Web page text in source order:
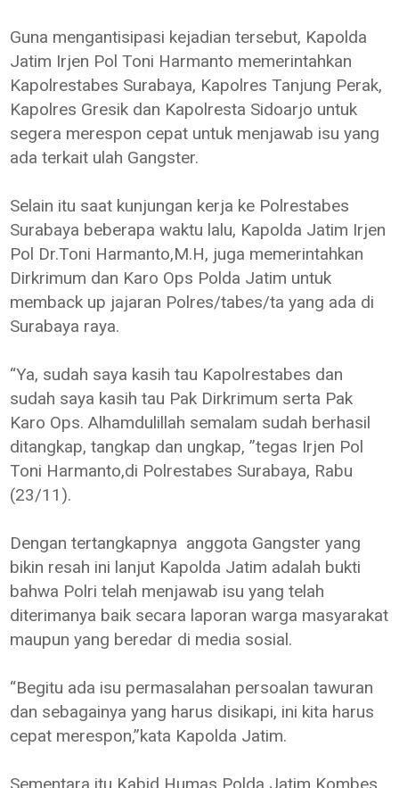
Guna mengantisipasi kejadian tersebut, Kapolda
Jatim Irjen Pol Toni Harmanto memerintahkan
Kapolrestabes Surabaya, Kapolres Tanjung Perak,
Kapolres Gresik dan Kapolresta Sidoarjo untuk
segera merespon cepat untuk menjawab isu yang
ada terkait ulah Gangster.
Selain itu saat kunjungan kerja ke Polrestabes
Surabaya beberapa waktu lalu, Kapolda Jatim Irjen
Pol Dr.Toni Harmanto,M.H, juga memerintahkan
Dirkrimum dan Karo Ops Polda Jatim untuk
memback up jajaran Polres/tabes/ta yang ada di
Surabaya raya.
“Ya, sudah saya kasih tau Kapolrestabes dan
sudah saya kasih tau Pak Dirkrimum serta Pak
Karo Ops. Alhamdulillah semalam sudah berhasil
ditangkap, tangkap dan ungkap, ”tegas Irjen Pol
Toni Harmanto,di Polrestabes Surabaya, Rabu
(23/11).
Dengan tertangkapnya anggota Gangster yang
bikin resah ini lanjut Kapolda Jatim adalah bukti
bahwa Polri telah menjawab isu yang telah
diterimanya baik secara laporan warga masyarakat
maupun yang beredar di media sosial.
“Begitu ada isu permasalahan persoalan tawuran
dan sebagainya yang harus disikapi, ini kita harus
cepat merespon,”kata Kapolda Jatim.
Sementara itu Kabid Humas Polda Jatim Kombes